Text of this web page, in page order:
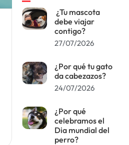
¿Tu mascota
debe viajar
contigo?
27/07/2026
¿Por qué tu gato
da cabezazos?
24/07/2026
¿Por qué
celebramos el
Dia mundial del
perro?